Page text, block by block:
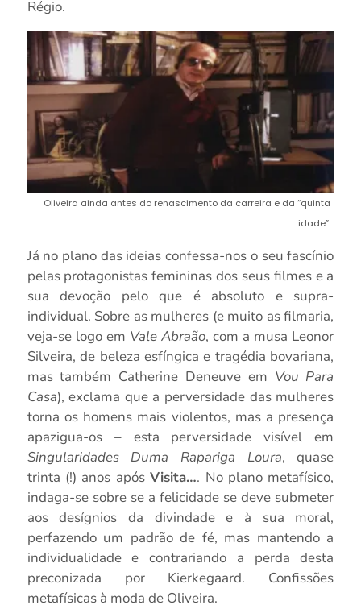
Régio.
Oliveira ainda antes do renascimento da carreira e da “quinta
idade”.
Já no plano das ideias confessa-nos o seu fascínio
pelas protagonistas femininas dos seus filmes e a
sua devoção pelo que é absoluto e supra-
individual. Sobre as mulheres (e muito as filmaria,
veja-se logo em Vale Abraão, com a musa Leonor
Silveira, de beleza esfíngica e tragédia bovariana,
mas também Catherine Deneuve em Vou Para
Casa), exclama que a perversidade das mulheres
torna os homens mais violentos, mas a presença
apazigua-os – esta perversidade visível em
Singularidades Duma Rapariga Loura, quase
trinta (!) anos apósVisita…. No plano metafísico,
indaga-se sobre se a felicidade se deve submeter
aos desígnios da divindade e à sua moral,
perfazendo um padrão de fé, mas mantendo a
individualidade e contrariando a perda desta
preconizada por Kierkegaard. Confissões
metafísicas à moda de Oliveira.